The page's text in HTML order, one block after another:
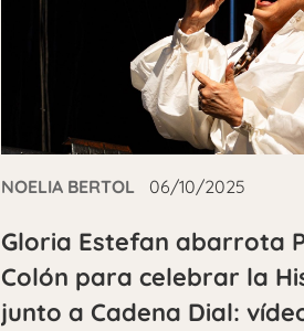
NOELIA BERTOL 06/10/2025
Gloria Estefan abarrota
Colón para celebrar la
junto a Cadena Dial: